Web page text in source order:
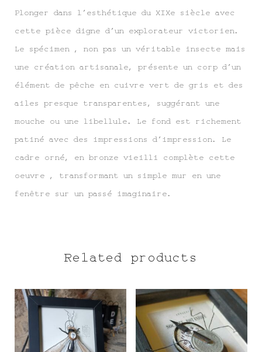
Plonger dans l’esthétique du XIXe siècle avec
cette pièce digne d’un explorateur victorien.
Le spécimen , non pas un véritable insecte mais
une création artisanale, présente un corp d’un
élément de pêche en cuivre vert de gris et des
ailes presque transparentes, suggérant une
mouche ou une libellule. Le fond est richement
patiné avec des impressions d’impression. Le
cadre orné, en bronze vieilli complète cette
oeuvre , transformant un simple mur en une
fenêtre sur un passé imaginaire.
Related products